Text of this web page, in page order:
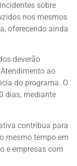
sobre
nos mesmos
oferecendo ainda
deverão
ao
do programa. O
dias, mediante
contribua para
mesmo tempo em
e empresas com